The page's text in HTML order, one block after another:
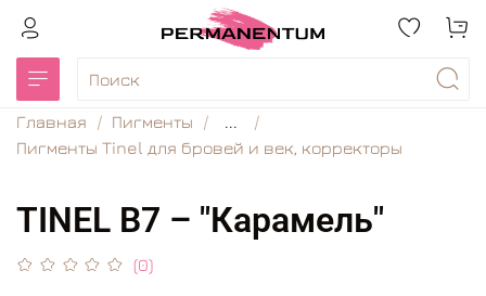
Главная Пигменты
...
Пигменты Tinel для бровей и век, корректоры
TINEL B7 – "Карамель"
(0)